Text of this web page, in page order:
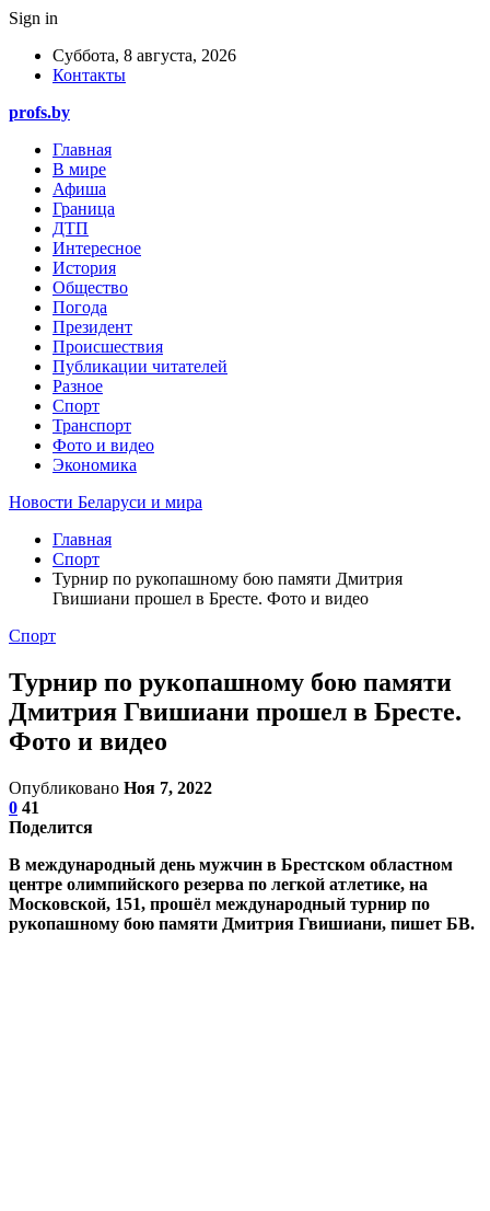
Sign in
Суббота, 8 августа, 2026
Контакты
profs.by
Главная
В мире
Афиша
Граница
ДТП
Интересное
История
Общество
Погода
Президент
Происшествия
Публикации читателей
Разное
Спорт
Транспорт
Фото и видео
Экономика
Новости Беларуси и мира
Главная
Спорт
Турнир по рукопашному бою памяти Дмитрия
Гвишиани прошел в Бресте. Фото и видео
Спорт
Турнир по рукопашному бою памяти
Дмитрия Гвишиани прошел в Бресте.
Фото и видео
Опубликовано Ноя 7, 2022
0 41
Поделится
В международный день мужчин в Брестском областном
центре олимпийского резерва по легкой атлетике, на
Московской, 151, прошёл международный турнир по
рукопашному бою памяти Дмитрия Гвишиани, пишет БВ.